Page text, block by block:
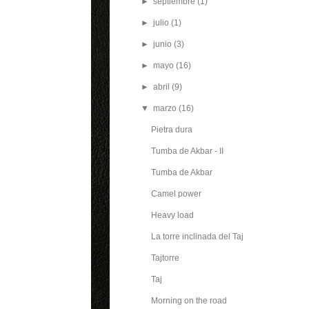
► julio (1)
► junio (3)
► mayo (16)
► abril (9)
▼ marzo (16)
Pietra dura
Tumba de Akbar - II
Tumba de Akbar
Camel power
Heavy load
La torre inclinada del Taj
Tajtorre
Taj
Morning on the road